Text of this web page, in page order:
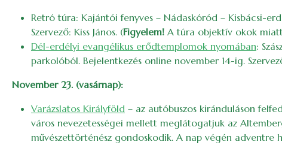
Retró túra: Kajántói fenyves – Nádaskóród – Kisbácsi-
Szervező: Kiss János. (Figyelem! A túra objektív okok
Dél-erdélyi evangélikus erődtemplomok nyomában:
parkolóból. Bejelentkezés online november 14-ig.
November 23. (vasárnap):
Varázslatos Királyföld – az autóbuszos kiránduláson
város nevezetességei mellett meglátogatjuk az
művészettörténész gondoskodik. A nap végén adventre